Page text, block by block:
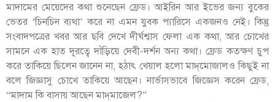
মাদামের মেয়েদের কথা শুনেছেন ফ্রেড। আইরিন আর ইভের জন্য বুকের
ভেতর ‘চিনচিন ব্যথা’ করে না এমন যুবক প্যারিসে একজনও নেই। কিন্তু
সংবাদপত্রের খবর আর ছবি দেখে দীর্ঘশ্বাস ফেলা এক কথা, আর চোখের
সামনে এক হাত দূরত্বে দাঁড়িয়ে দেবী-দর্শন অন্য কথা। ফ্রেড কতক্ষণ চুপ
করে তাকিয়ে ছিলেন জানেন না, হঠাৎ খেয়াল হলো মাদ্‌মোজালও কিছুই না
বলে জিজ্ঞাসু চোখে তাকিয়ে আছেন। নার্ভাসভাবে জিজ্ঞেস করেন ফ্রেড,
“মাদাম কি বাসায় আছেন মাদ্‌মাজেল?”